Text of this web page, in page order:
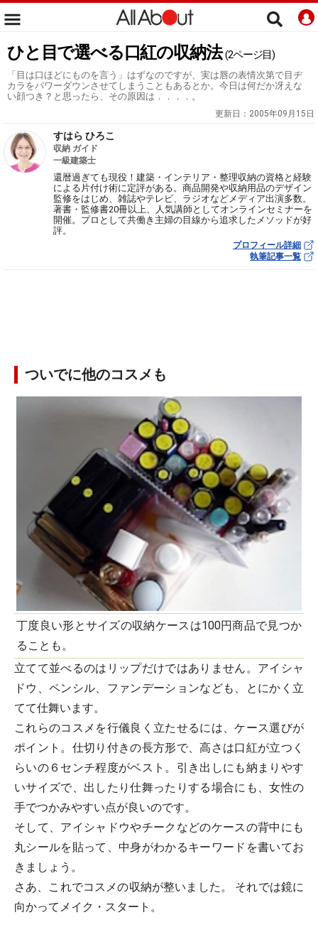
ひと目で選べる口紅の収納法 (2ページ目)
「目は口ほどにものを言う」はずなのですが、実は唇の表情次第で目ヂ
カラをパワーダウンさせてしまうこともあるとか。今日は何だか冴えな
い顔つき？と思ったら、その原因は．．．．。
更新日： 2005年09月15日
すはら ひろこ
収納 ガイド
一級建築士
還暦過ぎても現役！建築・インテリア・整理収納の資格と経験
による片付け術に定評がある。商品開発や収納用品のデザイン
監修をはじめ、雑誌やテレビ、ラジオなどメディア出演多数。
著書・監修書20冊以上、人気講師としてオンラインセミナーを
開催。プロとして共働き主婦の目線から追求したメソッドが好
評。
プロフィール詳細
執筆記事一覧
ついでに他のコスメも
丁度良い形とサイズの収納ケースは100円商品で見つか
ることも。
立てて並べるのはリップだけではありません。アイシャ
ドウ、ペンシル、ファンデーションなども、とにかく立
てて仕舞います。
これらのコスメを行儀良く立たせるには、ケース選びが
ポイント。仕切り付きの長方形で、高さは口紅が立つく
らいの６センチ程度がベスト。引き出しにも納まりやす
いサイズで、出したり仕舞ったりする場合にも、女性の
手でつかみやすい点が良いのです。
そして、アイシャドウやチークなどのケースの背中にも
丸シールを貼って、中身がわかるキーワードを書いてお
きましょう。
さあ、これでコスメの収納が整いました。 それでは鏡に
向かってメイク・スタート。